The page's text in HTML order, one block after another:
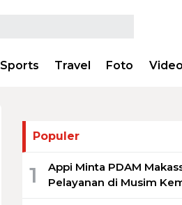
Sports Travel Foto Video
Populer
1
Appi Minta PDAM
Pelayanan di Musim